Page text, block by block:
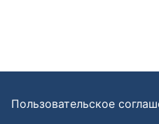
Пользовательское